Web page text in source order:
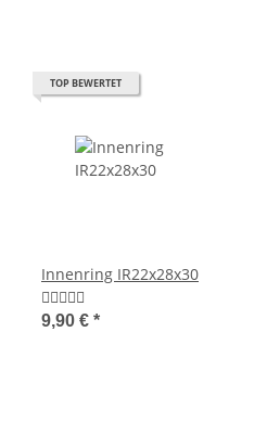
TOP BEWERTET
Innenring IR22x28x30
9,90 € *